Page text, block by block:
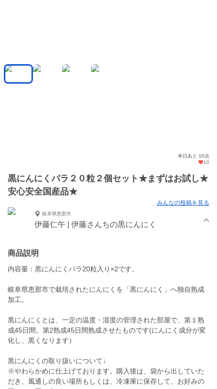
本日あと 10点
10
黒にんにくバラ２０粒２個セット★まずはお試し★
安心安全国産品★
みんなの投稿を見る
岐阜県恵那市
伊藤仁午 | 伊藤さんちの黒にんにく
商品説明
内容量：黒にんにくバラ20粒入り×2です。
岐阜県恵那市で栽培されたにんにくを「黒にんにく」へ独自熟成
加工。
黒にんにくとは、一定の温度・湿度の管理された部屋で、第１熟
成45日間。第2熟成45日間熟成させたものです(にんにく成分が変
化し、黒くなります）
黒にんにくの取り扱いについて↓
※やわらかめに仕上げております。購入後は、袋から出していた
だき、風通しの良い場所もしくは、冷凍庫に保存して、お好みの